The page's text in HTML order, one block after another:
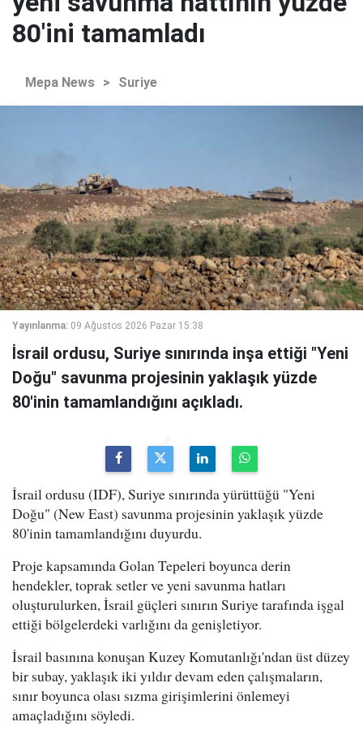
80'ini tamamladı
Mepa News > Suriye
Yayınlanma: 09 Ağustos 2026 Pazar 15:38
İsrail ordusu, Suriye sınırında inşa ettiği "Yeni
Doğu" savunma projesinin yaklaşık yüzde
80'inin tamamlandığını açıkladı.
İsrail ordusu (IDF), Suriye sınırında yürüttüğü "Yeni
Doğu" (New East) savunma projesinin yaklaşık yüzde
80'inin tamamlandığını duyurdu.
Proje kapsamında Golan Tepeleri boyunca derin
hendekler, toprak setler ve yeni savunma hatları
oluşturulurken, İsrail güçleri sınırın Suriye tarafında işgal
ettiği bölgelerdeki varlığını da genişletiyor.
İsrail basınına konuşan Kuzey Komutanlığı'ndan üst düzey
bir subay, yaklaşık iki yıldır devam eden çalışmaların,
sınır boyunca olası sızma girişimlerini önlemeyi
amaçladığını söyledi.